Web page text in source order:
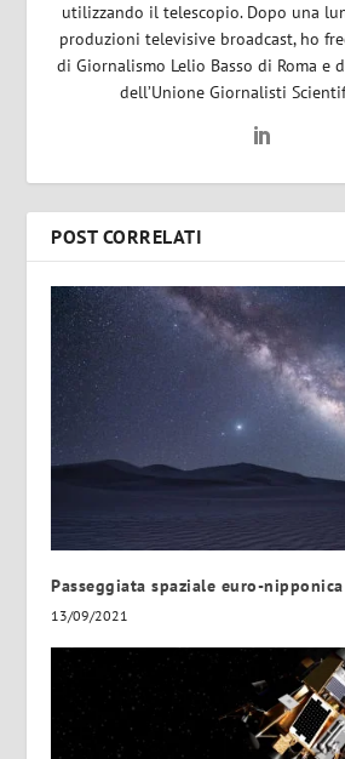
utilizzando il telescopio. Dopo una
produzioni televisive broadcast, ho
di Giornalismo Lelio Basso di Roma e
dell’Unione Giornalisti
POST CORRELATI
Passeggiata spaziale euro-nipponica
13/09/2021